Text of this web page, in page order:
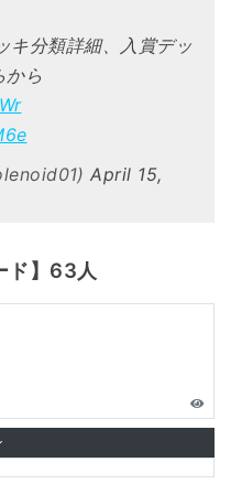
キ分類詳細、入賞デッ
から
April 15,
ド】63人